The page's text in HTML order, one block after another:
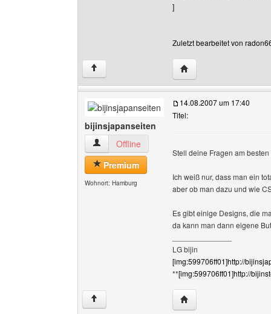
]
Zuletzt bearbeitet von
↑ Website dieses
bijinsjapanseiten
bijinsjapanseiten Benutzer-Profile anzeigen
Offline
Premium
Wohnort: Hamburg
14.08.2007 um 17:40
Titel:
Stell deine Fragen am
Ich weiß nur, dass man ein
aber ob man dazu und wie
Es gibt einige Designs, die
da kann man dann eigene
LG bijin
[img:599706ff01]http://
**[img:599706ff01]http://
↑ Website dieses